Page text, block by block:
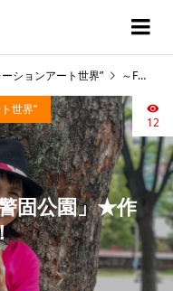
固公園」★作
世界”
12
ションアート世界” ～Fukuokaばら色～「警固公園」★作品”復活”もイキイキ！！